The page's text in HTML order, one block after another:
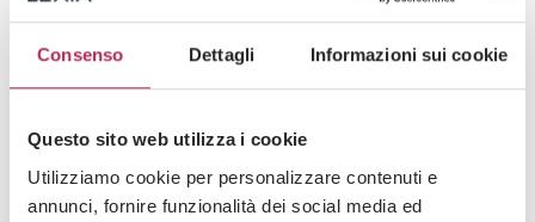
Consenso Dettagli Informazioni sui cookie
Questo sito web utilizza i cookie
Utilizziamo cookie per personalizzare contenuti e
annunci, fornire funzionalità dei social media ed